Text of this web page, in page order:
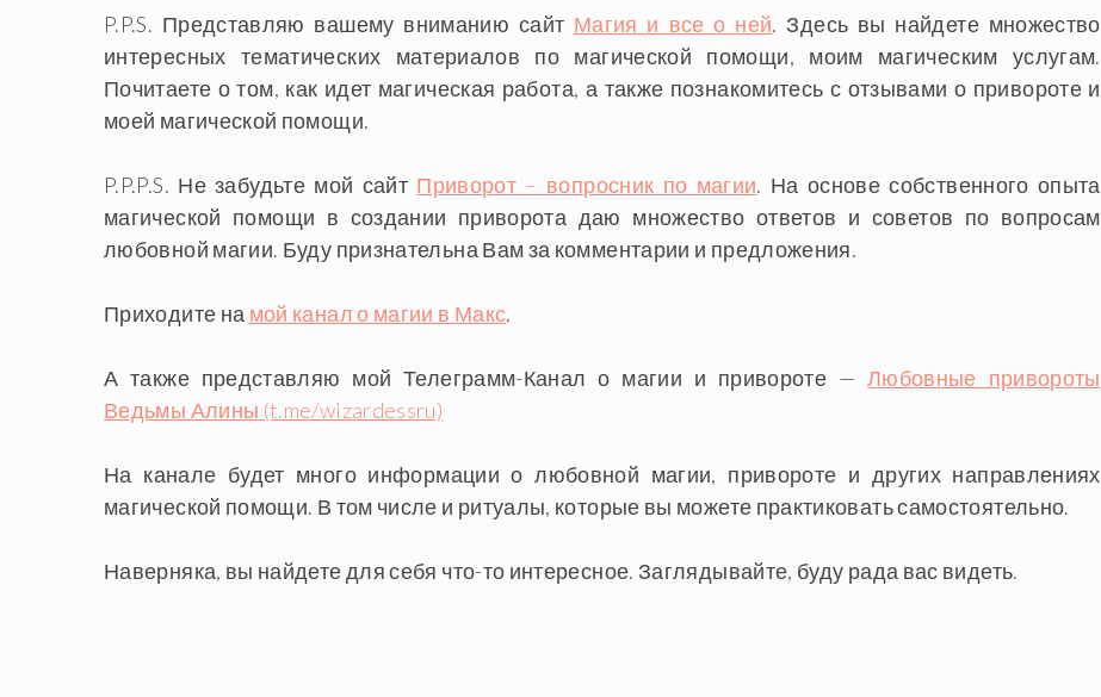
P.P.S. Представляю вашему вниманию сайт Магия и все о ней. Здесь вы найдете множество
интересных тематических материалов по магической помощи, моим магическим услугам.
Почитаете о том, как идет магическая работа, а также познакомитесь с отзывами о привороте и
моей магической помощи.
P.P.P.S. Не забудьте мой сайт Приворот – вопросник по магии. На основе собственного опыта
магической помощи в создании приворота даю множество ответов и советов по вопросам
любовной магии. Буду признательна Вам за комментарии и предложения.
Приходите на мой канал о магии в Макс.
А также представляю мой Телеграмм-Канал о магии и привороте — Любовные привороты
Ведьмы Алины (t.me/wizardessru)
На канале будет много информации о любовной магии, привороте и других направлениях
магической помощи. В том числе и ритуалы, которые вы можете практиковать самостоятельно.
Наверняка, вы найдете для себя что-то интересное. Заглядывайте, буду рада вас видеть.